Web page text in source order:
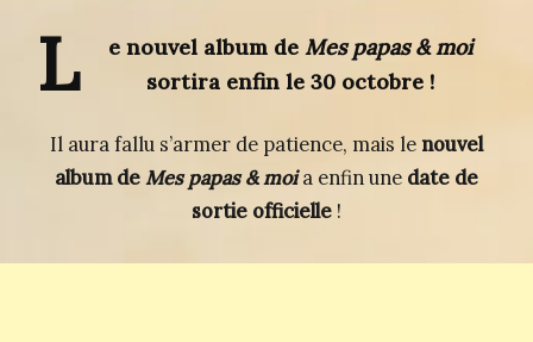
L e nouvel album de Mes papas & moi
sortira enfin le 30 octobre !
Il aura fallu s’armer de patience, mais le nouvel
album de Mes papas & moia enfin une date de
sortie officielle !